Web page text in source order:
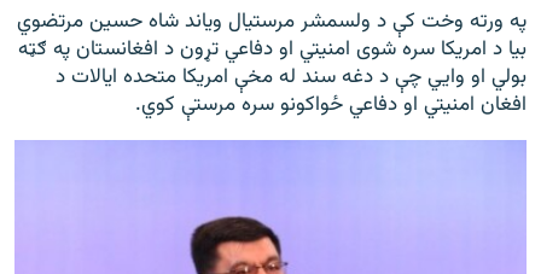
په ورته وخت کې د ولسمشر مرستیال ویاند شاه حسین مرتضوي
بیا د امریکا سره شوی امنیتي او دفاعي تړون د افغانستان په ګټه
بولي او وايي چې د دغه سند له مخې امریکا متحده ایالات د
افغان امنیتي او دفاعي ځواکونو سره مرستې کوي.